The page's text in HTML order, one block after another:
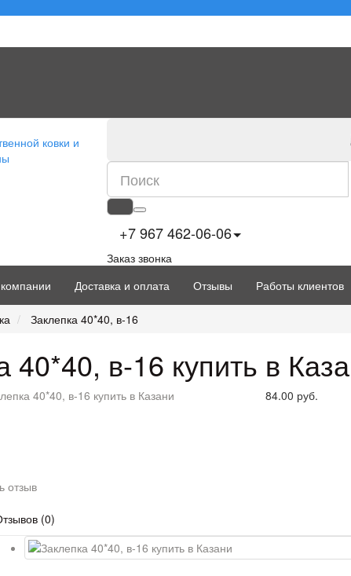
ковки и
+7 967 462-06-06
Заказ звонка
Доставка и оплата Отзывы Работы клиентов
Заклепка 40*40, в-16
40*40, в-16 купить в
40*40, в-16 купить в Казани 84.00 руб.
отзыв
(0)